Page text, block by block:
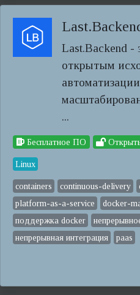
Last.Backend -
открытым
...
Бесплатное ПО
Linux
containers continuous-delivery
platform-as-a-service
docker-
поддержка docker
непрерывная интеграция
paas